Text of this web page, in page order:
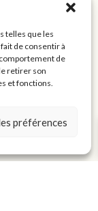
telles que les
de consentir à
de
retirer son
et fonctions.
préférences